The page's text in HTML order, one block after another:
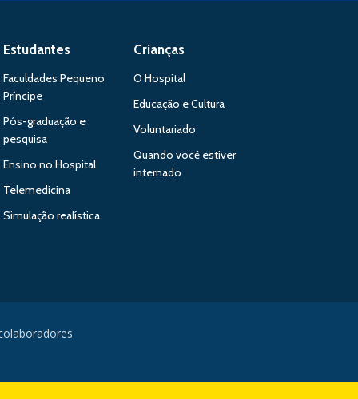
Estudantes
Faculdades Pequeno
Príncipe
Pós-graduação e
pesquisa
Ensino no Hospital
Telemedicina
Simulação realística
Crianças
O Hospital
Educação e Cultura
Voluntariado
Quando você estiver
internado